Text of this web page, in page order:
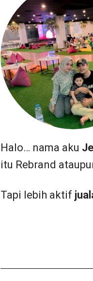
Halo… nama aku
itu Rebrand
Tapi lebih aktif